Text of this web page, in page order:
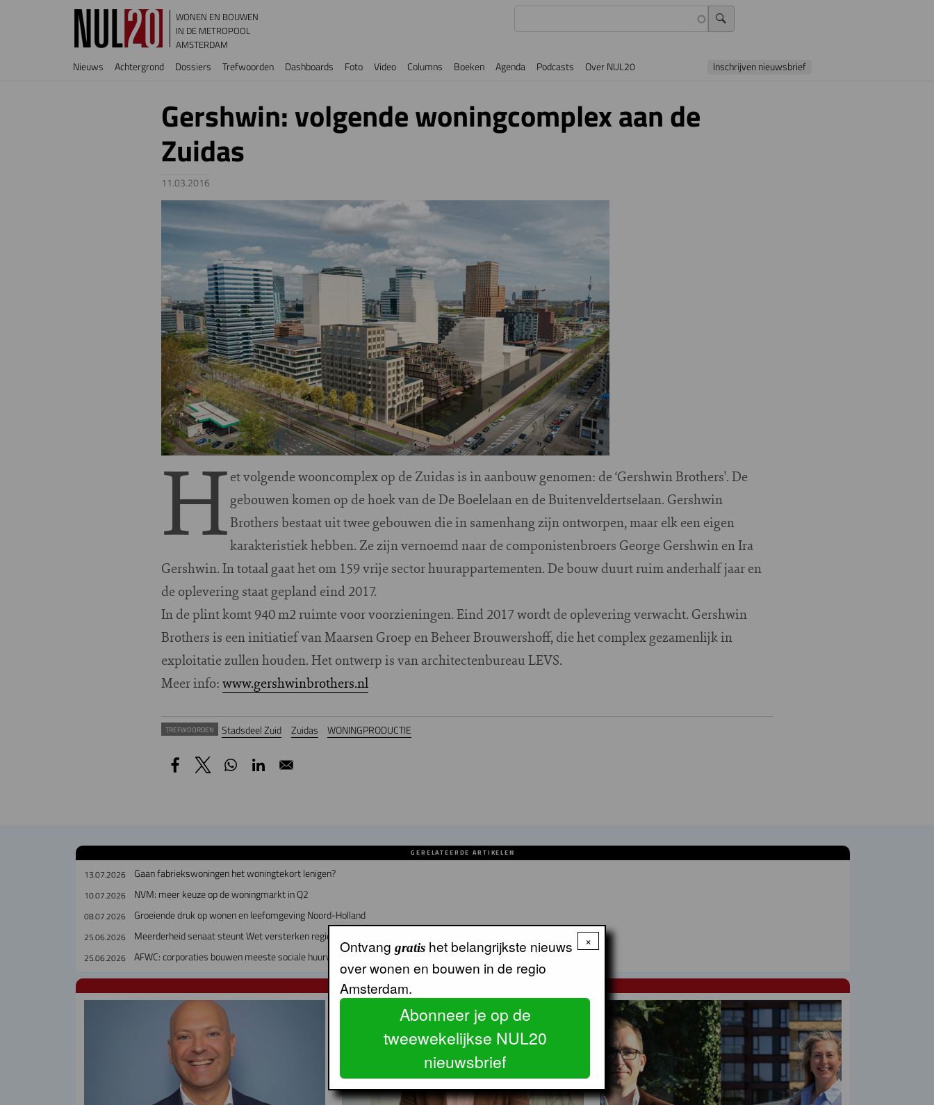
Overslaan en naar de inhoud gaan
WONEN EN BOUWEN
IN DE METROPOOL
AMSTERDAM
Hoofdnavigatie
Nieuws Achtergrond Dossiers Trefwoorden Dashboards Foto Video Columns Boeken Agenda Podcasts Over NUL20 Inschrijven nieuwsbrief
Gershwin: volgende woningcomplex aan de
Zuidas
11.03.2016
Het volgende wooncomplex op de Zuidas is in aanbouw genomen: de ‘Gershwin Brothers'. De
gebouwen komen op de hoek van de De Boelelaan en de Buitenveldertselaan. Gershwin
Brothers bestaat uit twee gebouwen die in samenhang zijn ontworpen, maar elk een eigen
karakteristiek hebben. Ze zijn vernoemd naar de componistenbroers George Gershwin en Ira
Gershwin. In totaal gaat het om 159 vrije sector huurappartementen. De bouw duurt ruim anderhalf jaar en
de oplevering staat gepland eind 2017.
In de plint komt 940 m2 ruimte voor voorzieningen. Eind 2017 wordt de oplevering verwacht. Gershwin
Brothers is een initiatief van Maarsen Groep en Beheer Brouwershoff, die het complex gezamenlijk in
exploitatie zullen houden. Het ontwerp is van architectenbureau LEVS.
Meer info:www.gershwinbrothers.nl
TREFWOORDEN Stadsdeel Zuid Zuidas WONINGPRODUCTIE
GERELATEERDE ARTIKELEN
13.07.2026 Gaan fabriekswoningen het woningtekort lenigen?
10.07.2026 NVM: meer keuze op de woningmarkt in Q2
08.07.2026 Groeiende druk op wonen en leefomgeving Noord-Holland
25.06.2026 Meerderheid senaat steunt Wet versterken regie op volkshuisvesting
25.06.2026 AFWC: corporaties bouwen meeste sociale huurwoningen in zestien jaar
×
Ontvang gratis het belangrijkste nieuws
over wonen en bouwen in de regio
Amsterdam.
Abonneer je op de
tweewekelijkse NUL20
nieuwsbrief